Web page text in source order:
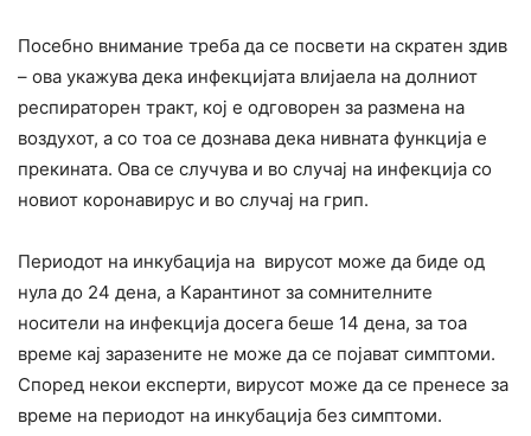
Посебно внимание треба да се посвети на скратен здив
– ова укажува дека инфекцијата влијаела на долниот
респираторен тракт, кој е одговорен за размена на
воздухот, а со тоа се дознава дека нивната функција е
прекината. Ова се случува и во случај на инфекција со
новиот коронавирус и во случај на грип.
Периодот на инкубација на вирусот може да биде од
нула до 24 дена, а Карантинот за сомнителните
носители на инфекција досега беше 14 дена, за тоа
време кај заразените не може да се појават симптоми.
Според некои експерти, вирусот може да се пренесе за
време на периодот на инкубација без симптоми.